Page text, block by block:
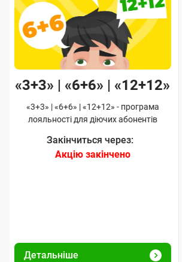
«3+3» | «6+6» | «12+12»
«3+3» | «6+6» | «12+12» - програма
лояльності для діючих абонентів
Закінчиться через:
Акцію закінчено
Детальніше